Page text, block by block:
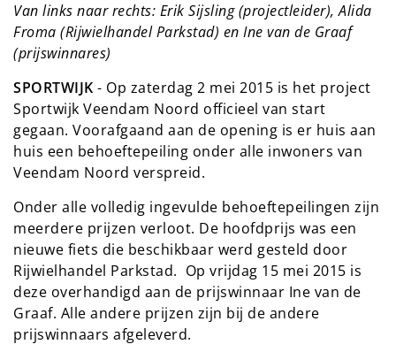
Van links naar rechts: Erik Sijsling (projectleider), Alida
Froma (Rijwielhandel Parkstad) en Ine van de Graaf
(prijswinnares)
SPORTWIJK - Op zaterdag 2 mei 2015 is het project
Sportwijk Veendam Noord officieel van start
gegaan. Voorafgaand aan de opening is er huis aan
huis een behoeftepeiling onder alle inwoners van
Veendam Noord verspreid.
Onder alle volledig ingevulde behoeftepeilingen zijn
meerdere prijzen verloot. De hoofdprijs was een
nieuwe fiets die beschikbaar werd gesteld door
Rijwielhandel Parkstad. Op vrijdag 15 mei 2015 is
deze overhandigd aan de prijswinnaar Ine van de
Graaf. Alle andere prijzen zijn bij de andere
prijswinnaars afgeleverd.